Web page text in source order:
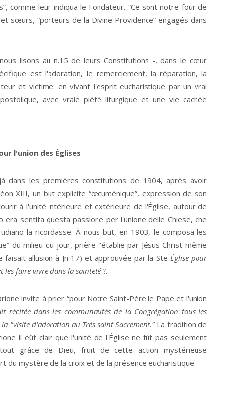
comme leur indiqua le Fondateur. “Ce sont notre four de
sœurs, “porteurs de la Divine Providence” engagés dans
lisons au n.15 de leurs Constitutions -, dans le cœur
est l'adoration, le remerciement, la réparation, la
et victime: en vivant l'esprit eucharistique par un vrai
avec vraie piété liturgique et une vie cachée
des Églises
premières constitutions de 1904, après avoir
XIII, un but explicite “œcuménique”, expression de son
à l'unité intérieure et extérieure de l'Église, autour de
era sentita questa passione per l'unione delle Chiese, che
la ricordasse. À nous but, en 1903, le composa les
du milieu du jour, prière "établie par Jésus Christ même
allusion à Jn 17) et approuvée par la Ste Église pour
les faire vivre dans la sainteté"!.
à prier “pour Notre Saint-Père le Pape et l'union
récitée dans les communautés de la Congrégation tous les
"visite d'adoration au Très saint Sacrement." La tradition de
il eût clair que l'unité de l'Église ne fût pas seulement
grâce de Dieu, fruit de cette action mystérieuse
du mystère de la croix et de la présence eucharistique.